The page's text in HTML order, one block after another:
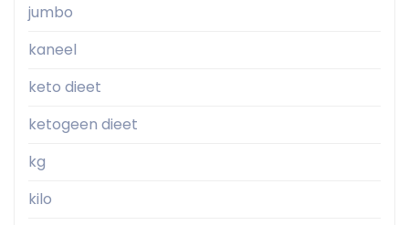
jumbo
kaneel
keto dieet
ketogeen dieet
kg
kilo